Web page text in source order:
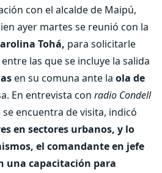
con el alcalde de Maipú,
ayer martes se reunió con la
Tohá, para solicitarle
las que se incluye la salida
en su comuna ante la ola de
En entrevista con radio Condell
encuentra de visita, indicó
en sectores urbanos, y lo
el comandante en jefe
una capacitación para